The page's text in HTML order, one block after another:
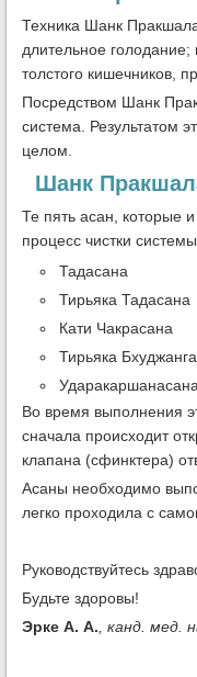
Техника Шанк
длительное голодание;
толстого кишечников,
Посредством Шанк
система. Результатом
целом.
Шанк
Те пять асан, которые
процесс чистки
Тадасана
Тирьяка Тадасана
Кати Чакрасана
Тирьяка
Ударакаршанасана
Во время выполнения
сначала происходит
клапана (сфинктера)
Асаны необходимо
легко проходила с
Руководствуйтесь
Будьте здоровы!
Эрке А. А. , канд. мед.